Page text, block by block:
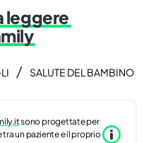
leggere
/ SALUTE DEL BAMBINO
sono progettate per
un paziente e il proprio